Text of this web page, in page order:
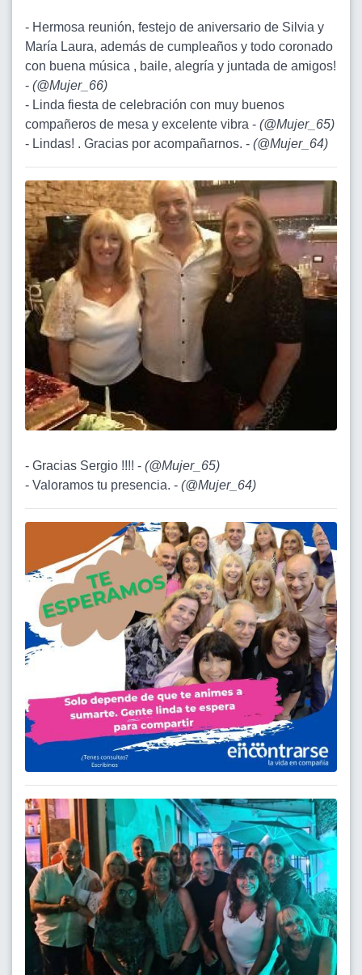
- Hermosa reunión, festejo de aniversario de Silvia y
María Laura, además de cumpleaños y todo coronado
con buena música , baile, alegría y juntada de amigos!
- (@Mujer_66)
- Linda fiesta de celebración con muy buenos
compañeros de mesa y excelente vibra - (@Mujer_65)
- Lindas! . Gracias por acompañarnos. - (@Mujer_64)
- Gracias Sergio !!!! - (@Mujer_65)
- Valoramos tu presencia. - (@Mujer_64)